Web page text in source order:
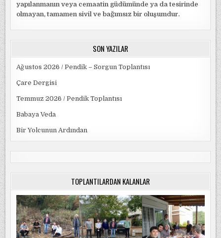
yapılanmanın veya cemaatin güdümünde ya da tesirinde
olmayan, tamamen sivil ve bağımsız bir oluşumdur.
SON YAZILAR
Ağustos 2026 / Pendik – Sorgun Toplantısı
Çare Dergisi
Temmuz 2026 / Pendik Toplantısı
Babaya Veda
Bir Yolcunun Ardından
TOPLANTILARDAN KALANLAR